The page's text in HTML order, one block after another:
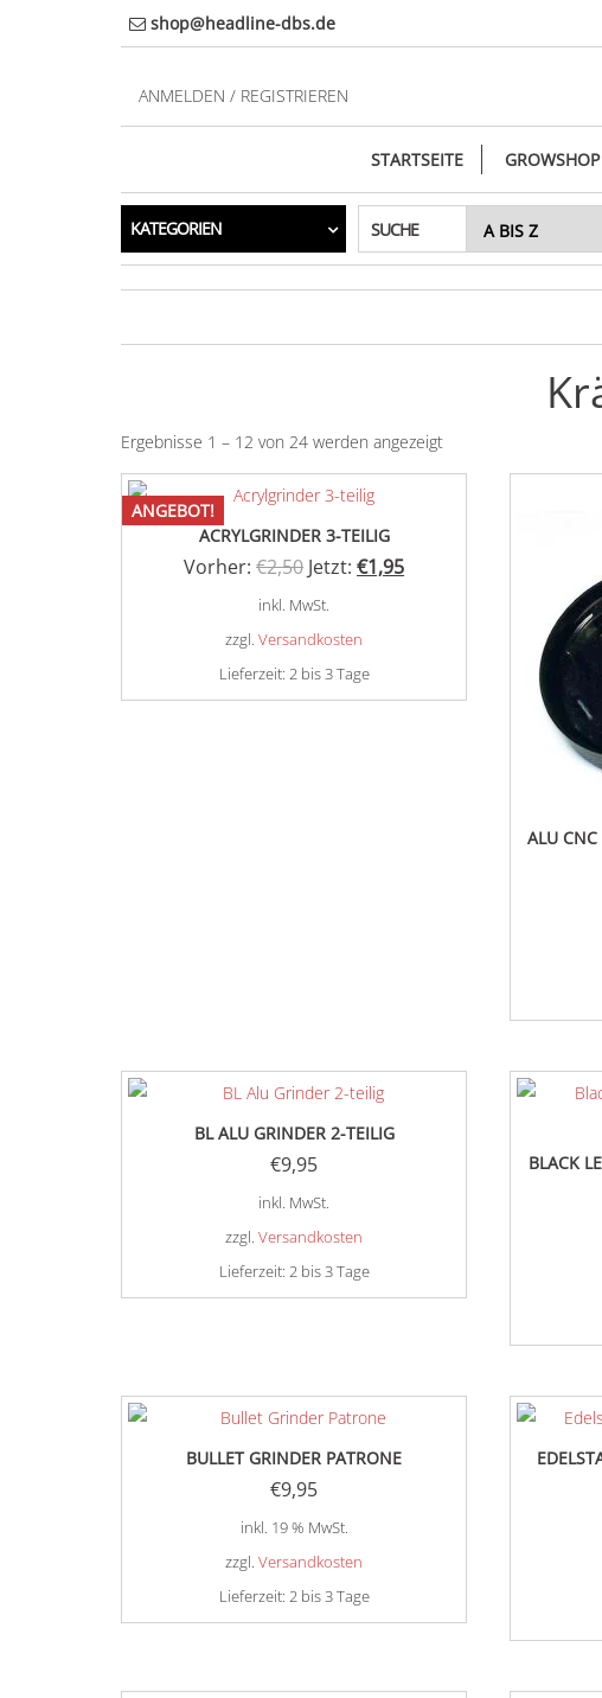
shop@headline-dbs.de
ANMELDEN / REGISTRIEREN
STARTSEITE GROWSHOP
KATEGORIEN SUCHE
Ergebnisse 1 – 12 von 24 werden angezeigt
ANGEBOT!
ACRYLGRINDER 3-TEILIG
Vorher: €2,50 Ursprünglicher
Preis
war:
€2,50
Jetzt: €1,95Aktueller
inkl. MwSt.
zzgl.Versandkosten
Lieferzeit: 2 bis 3 Tage
Dieses
werden
ALU CNC
BL ALU GRINDER 2-TEILIG
€9,95
inkl. MwSt.
zzgl.Versandkosten
Lieferzeit: 2 bis 3 Tage
Dieses
mehrere
Varianten
auf.
Die
auf
der
Produktseite
werden
BLACK
BULLET GRINDER PATRONE
€9,95
inkl. 19 % MwSt.
zzgl.Versandkosten
Lieferzeit: 2 bis 3 Tage